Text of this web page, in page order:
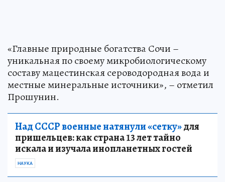
«Главные природные богатства Сочи –
уникальная по своему микробиологическому
составу мацестинская сероводородная вода и
местные минеральные источники», – отметил
Прошунин.
Над СССР военные натянули «сетку»для
пришельцев: как страна 13 лет тайно
искала и изучала инопланетных гостей
НАУКА